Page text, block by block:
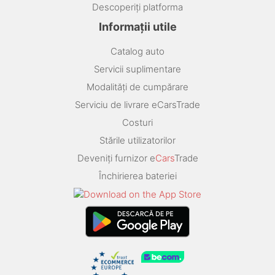
Descoperiți platforma
Informații utile
Catalog auto
Servicii suplimentare
Modalități de cumpărare
Serviciu de livrare eCarsTrade
Costuri
Stările utilizatorilor
Deveniți furnizor eCarsTrade
Închirierea bateriei